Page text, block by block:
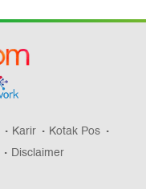
Karir
Kotak Pos
Disclaimer